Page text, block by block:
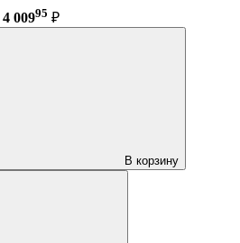
4 00995 ₽
В корзину